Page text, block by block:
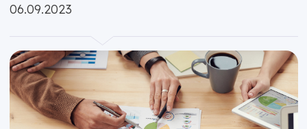
Opublikowano:
06.09.2023